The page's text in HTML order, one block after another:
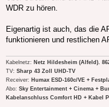
WDR zu hören.
Eigenartig ist auch, das die
funktionieren und restlichen
Kabelnetz: Netz Hildesheim (Alfeld).
TV: Sharp 43 Zoll UHD-TV
Receiver: Humax ESD-160c/VE +
Abo: Sky Entertainment + Cinema +
Kabelanschluss Comfort HD + Kabel